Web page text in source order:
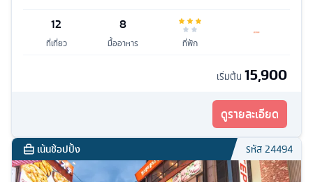
12
ที่เที่ยว
8
มื้ออาหาร ที่พัก
เริ่มต้น 15,900
ดูรายละเอียด
เน้นช้อปปิ้ง รหัส24494